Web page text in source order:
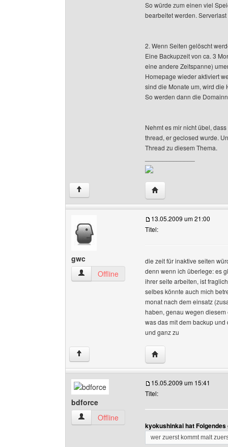
So würde zum einen viel
bearbeitet werden.
2. Wenn Seiten gelöscht
Eine Backupzeit von ca. 3
eine andere Zeitspanne)
Homepage wieder aktiviert
sind die Monate um, wird die
So werden dann die
Nehmt es mir nicht übel,
thread, er geclosed wurde.
Thread zu diesem Thema.
↑ Website dieses
gwc
gwc Benutzer-Profile anzeigen
Offline
13.05.2009 um 21:00
Titel:
die zeit für inaktive seiten
denn wenn ich überlege: es
ihrer seite arbeiten, ist
selbes könnte auch mich
monat nach dem einsatz
haben, genau wegen
was das mit dem backup
und ganz zu
↑ Website dieses
bdforce
bdforce Benutzer-Profile anzeigen
Offline
15.05.2009 um 15:41
Titel:
kyokushinkai hat
wer zuerst kommt malt